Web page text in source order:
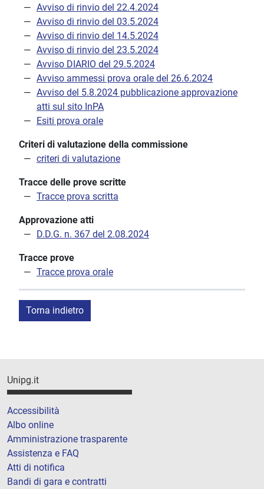
Avviso di rinvio del 22.4.2024
Avviso di rinvio del 03.5.2024
Avviso di rinvio del 14.5.2024
Avviso di rinvio del 23.5.2024
Avviso DIARIO del 29.5.2024
Avviso ammessi prova orale del 26.6.2024
Avviso del 5.8.2024 pubblicazione approvazione
atti sul sito InPA
Esiti prova orale
Criteri di valutazione della commissione
criteri di valutazione
Tracce delle prove scritte
Tracce prova scritta
Approvazione atti
D.D.G. n. 367 del 2.08.2024
Tracce prove
Tracce prova orale
Torna indietro
Unipg.it
Accessibilità
Albo online
Amministrazione trasparente
Assistenza e FAQ
Atti di notifica
Bandi di gara e contratti